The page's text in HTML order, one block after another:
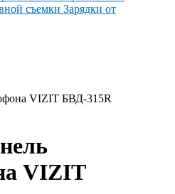
съемки Зарядки от
VIZIT БВД-315R
VIZIT